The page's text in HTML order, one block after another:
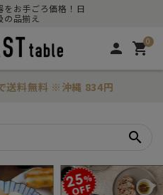
をお手ごろ価格！日
の品揃え
person 0
shopping_cart
送料無料 ※沖縄 834円
search